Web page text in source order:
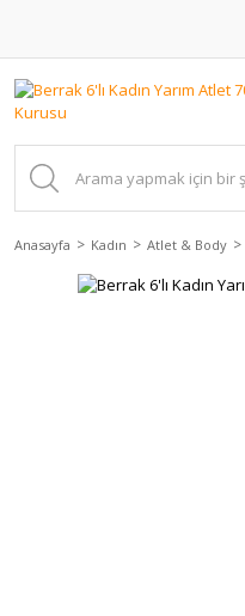
Anasayfa Kadın Atlet & Body